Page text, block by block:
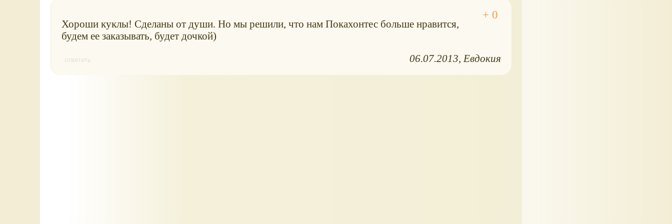
Хороши куклы! Сделаны от души. Но мы решили, что нам Покахонтес больше нравится,
будем ее заказывать, будет дочкой)
ответить 06.07.2013 Евдокия